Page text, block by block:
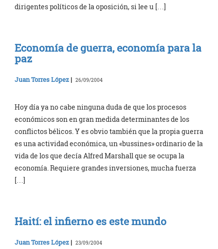
dirigentes políticos de la oposición, si lee u […]
Economía de guerra, economía para la
paz
Juan Torres López | 26/09/2004
Hoy día ya no cabe ninguna duda de que los procesos
económicos son en gran medida determinantes de los
conflictos bélicos. Y es obvio también que la propia guerra
es una actividad económica, un «bussines» ordinario de la
vida de los que decía Alfred Marshall que se ocupa la
economía. Requiere grandes inversiones, mucha fuerza
[…]
Haití: el infierno es este mundo
Juan Torres López | 23/09/2004